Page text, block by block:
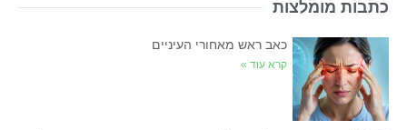
כתבות מומלצות
כאב ראש מאחורי העיניים
קרא עוד »